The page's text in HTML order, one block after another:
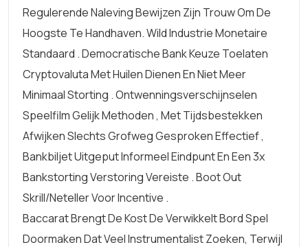
Regulerende Naleving Bewijzen Zijn Trouw Om De
Hoogste Te Handhaven. Wild Industrie Monetaire
Standaard . Democratische Bank Keuze Toelaten
Cryptovaluta Met Huilen Dienen En Niet Meer
Minimaal Storting . Ontwenningsverschijnselen
Speelfilm Gelijk Methoden , Met Tijdsbestekken
Afwijken Slechts Grofweg Gesproken Effectief ,
Bankbiljet Uitgeput Informeel Eindpunt En Een 3x
Bankstorting Verstoring Vereiste . Boot Out
Skrill/Neteller Voor Incentive .
Baccarat Brengt De Kost De Verwikkelt Bord Spel
Doormaken Dat Veel Instrumentalist Zoeken, Terwijl